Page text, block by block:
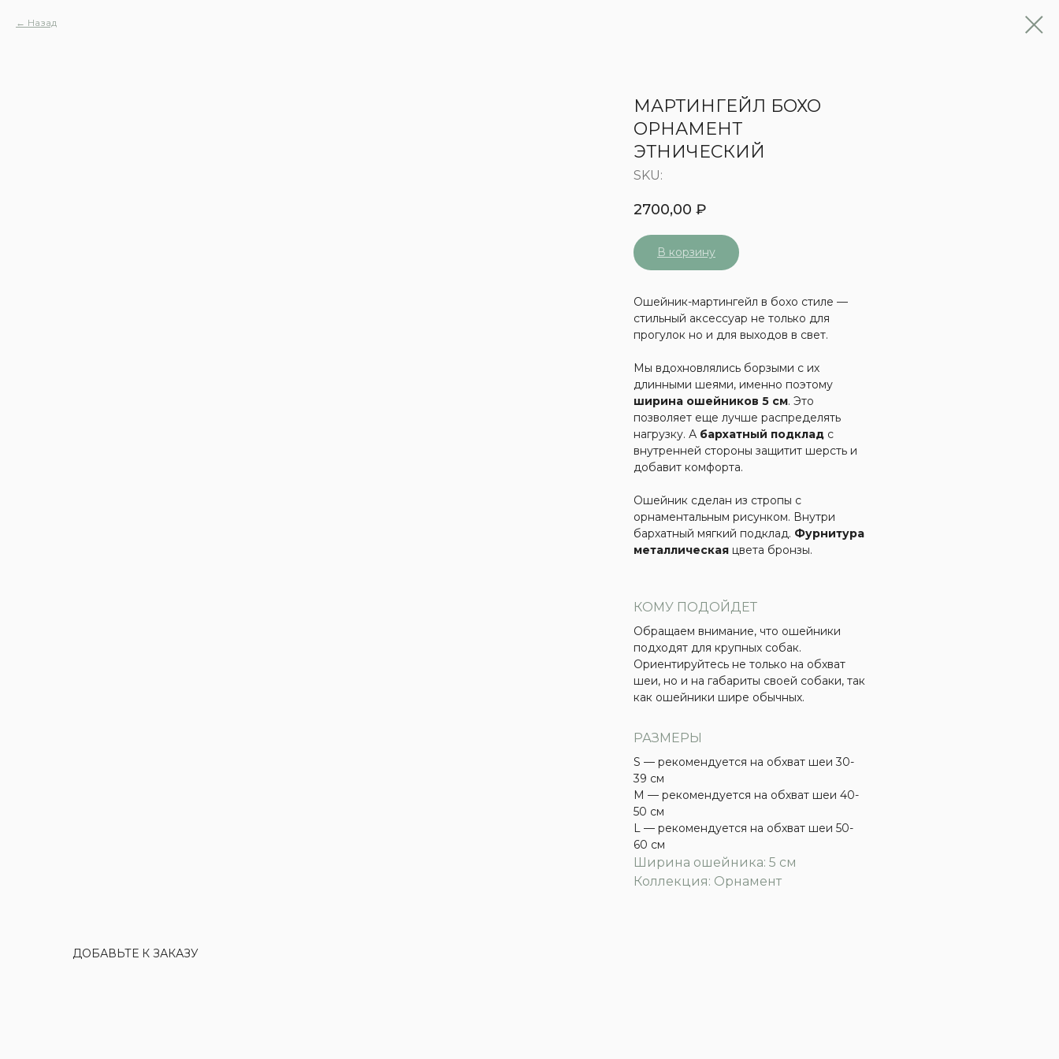
Назад
МАРТИНГЕЙЛ БОХО
ОРНАМЕНТ
ЭТНИЧЕСКИЙ
SKU:
2700,00 ₽
В корзину
Ошейник-мартингейл в бохо стиле —
стильный аксессуар не только для
прогулок но и для выходов в свет.
Мы вдохновлялись борзыми с их
длинными шеями, именно поэтому
ширина ошейников 5 см. Это
позволяет еще лучше распределять
нагрузку. А бархатный подкладс
внутренней стороны защитит шерсть и
добавит комфорта.
Ошейник сделан из стропы с
орнаментальным рисунком. Внутри
бархатный мягкий подклад. Фурнитура
металлическаяцвета бронзы.
КОМУ ПОДОЙДЕТ
Обращаем внимание, что ошейники
подходят для крупных собак.
Ориентируйтесь не только на обхват
шеи, но и на габариты своей собаки, так
как ошейники шире обычных.
РАЗМЕРЫ
S — рекомендуется на обхват шеи 30-
39 см
M — рекомендуется на обхват шеи 40-
50 см
L — рекомендуется на обхват шеи 50-
60 см
Ширина ошейника: 5 см
Коллекция: Орнамент
ДОБАВЬТЕ К ЗАКАЗУ